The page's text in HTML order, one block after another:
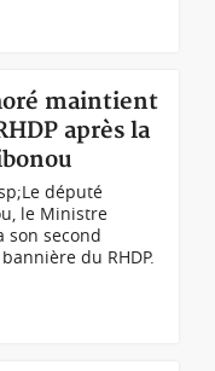
maintient
après la
député
le Ministre
son second
du RHDP.